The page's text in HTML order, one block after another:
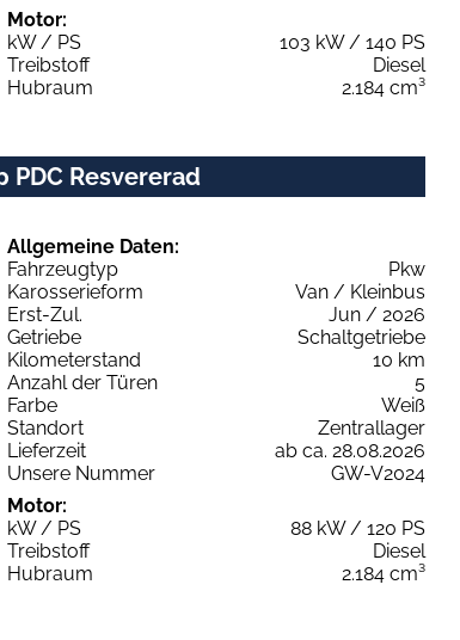
Motor:
kW / PS
103 kW / 140 PS
Treibstoff
Diesel
Hubraum
2.184 cm³
PDC Resvererad
Allgemeine Daten:
Fahrzeugtyp
Pkw
Karosserieform
Van / Kleinbus
Erst-Zul.
Jun / 2026
Getriebe
Schaltgetriebe
Kilometerstand
10 km
Anzahl der Türen
5
Farbe
Weiß
Standort
Zentrallager
Lieferzeit
ab ca. 28.08.2026
Unsere Nummer
GW-V2024
Motor:
kW / PS
88 kW / 120 PS
Treibstoff
Diesel
Hubraum
2.184 cm³